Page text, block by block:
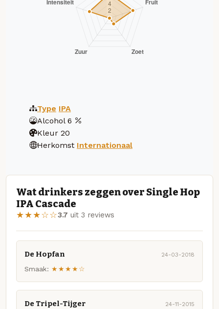
Type IPA
Alcohol 6
Kleur 20
Herkomst Internationaal
Wat drinkers zeggen over Single Hop
IPA Cascade
★★★☆☆3.7 uit 3 reviews
De Hopfan 24-03-2018
Smaak: ★★★★☆
De Tripel-Tijger 24-11-2015